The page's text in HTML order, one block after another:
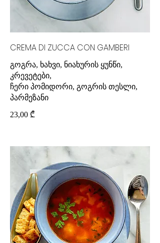
CREMA DI ZUCCA CON GAMBERI
გოგრა, ხახვი, ნიახურის ყუნწი,
კრევეტები,
ჩერი პომიდორი, გოგრის თესლი,
23,00 ₾